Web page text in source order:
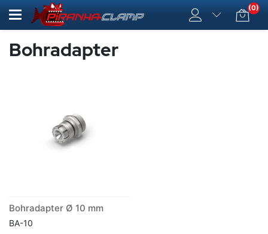
(0)
Bohradapter
Bohradapter Ø 10 mm
BA-10